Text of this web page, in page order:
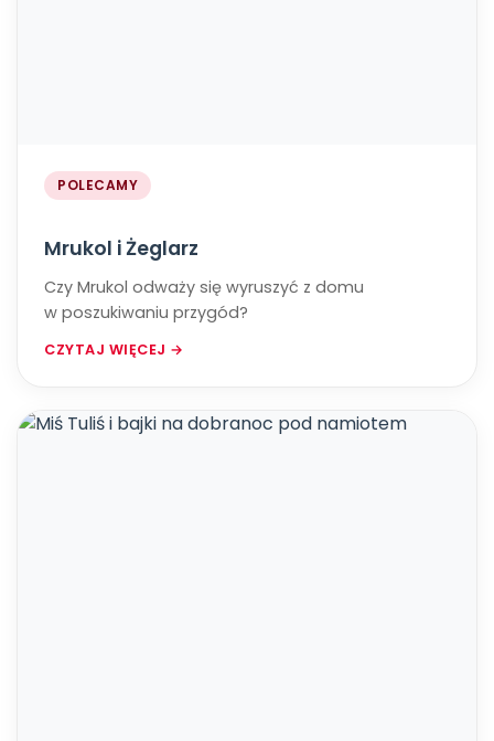
POLECAMY
Mrukol i Żeglarz
Czy Mrukol odważy się wyruszyć z domu
w poszukiwaniu przygód?
CZYTAJ WIĘCEJ →